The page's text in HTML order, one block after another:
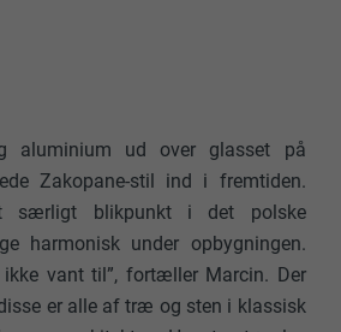
aluminium ud over glasset på
Zakopane-stil ind i fremtiden.
særligt blikpunkt i det polske
harmonisk under opbygningen.
ikke vant til”, fortæller Marcin. Der
er alle af træ og sten i klassisk